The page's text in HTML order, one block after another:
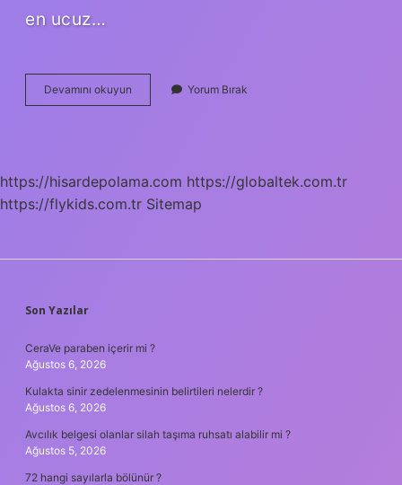
en ucuz…
Devamını okuyun
Nasil
Yorum Bırak
https://hisardepolama.com https://globaltek.com.tr
https://flykids.com.tr Sitemap
SIDEBAR
Son Yazılar
CeraVe paraben içerir mi ?
Ağustos 6, 2026
Kulakta sinir zedelenmesinin belirtileri nelerdir ?
Ağustos 6, 2026
Avcılık belgesi olanlar silah taşıma ruhsatı alabilir mi ?
Ağustos 5, 2026
72 hangi sayılarla bölünür ?